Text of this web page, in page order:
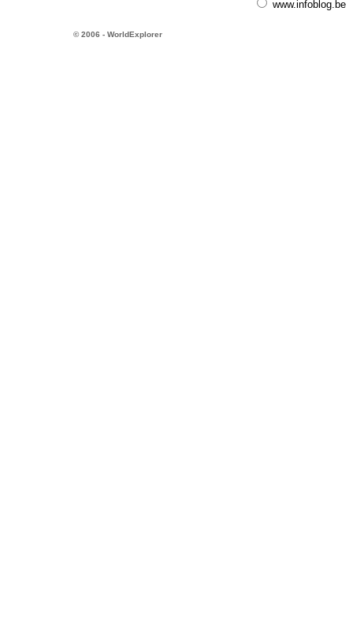
www.infoblog.be
© 2006 - WorldExplorer